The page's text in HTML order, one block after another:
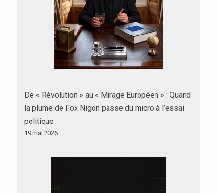
De « Révolution » au « Mirage Européen » : Quand
la plume de Fox Nigon passe du micro à l’essai
politique
19 mai 2026